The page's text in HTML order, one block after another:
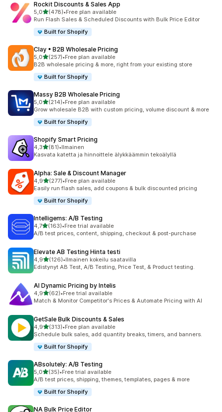
Rockit Discounts & Sales App
5,0/ 5 tähteä
(478)
478 arvostelua yhteensä
•Free plan available
Run Flash Sales & Scheduled Discounts with Bulk Price Editor
Built for Shopify
Clay • B2B Wholesale Pricing
5,0/ 5 tähteä
(257)
257 arvostelua yhteensä
•Free plan available
B2B wholesale pricing & more, right from your existing store
Built for Shopify
Massy B2B Wholesale Pricing
5,0/ 5 tähteä
(214)
214 arvostelua yhteensä
•Free plan available
Grow wholesale B2B with custom pricing, volume discount & more
Built for Shopify
Shopify Smart Pricing
4,3/ 5 tähteä
(81)
81 arvostelua yhteensä
•Ilmainen
Kasvata katetta ja hinnoittele älykkäämmin tekoälyllä
Alpha: Sale & Discount Manager
4,9/ 5 tähteä
(277)
277 arvostelua yhteensä
•Free plan available
Easily run flash sales, add coupons & bulk discounted pricing
Built for Shopify
Intelligems: A/B Testing
4,7/ 5 tähteä
(163)
163 arvostelua yhteensä
•Free trial available
A/B test prices, content, shipping, checkout & post-purchase
Elevate AB Testing Hinta testi
4,9/ 5 tähteä
(126)
126 arvostelua yhteensä
•Ilmainen kokeilu saatavilla
Edistynyt AB Test, A/B Testing, Price Test, & Product testing.
AI Dynamic Pricing by Intelis
4,9/ 5 tähteä
(62)
62 arvostelua yhteensä
•Free trial available
Match & Monitor Competitor's Prices & Automate Pricing with AI
GetSale Bulk Discounts & Sales
4,9/ 5 tähteä
(313)
313 arvostelua yhteensä
•Free plan available
Schedule bulk sales, add quantity breaks, timers, and banners.
Built for Shopify
ABsolutely: A/B Testing
5,0/ 5 tähteä
(35)
35 arvostelua yhteensä
•Free trial available
A/B test prices, shipping, themes, templates, pages & more
Built for Shopify
NA Bulk Price Editor